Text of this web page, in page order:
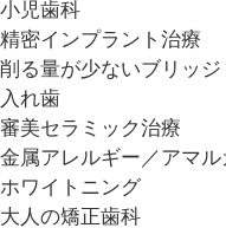
小児歯科
精密インプラント治療
削る量が少ないブリッジ
入れ歯
審美セラミック治療
金属アレルギー／アマ
ホワイトニング
大人の矯正歯科